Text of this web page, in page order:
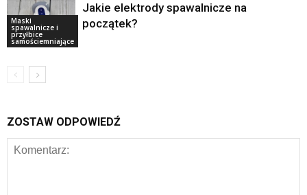
Maski
spawalnicze i
przyłbice
samościemniające
Jakie elektrody spawalnicze na
początek?
ZOSTAW ODPOWIEDŹ